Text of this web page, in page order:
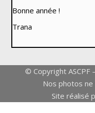
Bonne année !
Trana
© Copyright
Nos photos
Site réalisé